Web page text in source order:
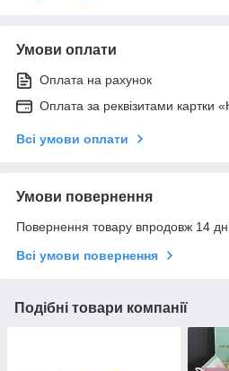
Умови оплати
Оплата на рахунок
Оплата за реквізитами картки
Всі умови оплати
Умови повернення
Повернення товару впродовж 14
Всі умови повернення
Подібні товари компанії